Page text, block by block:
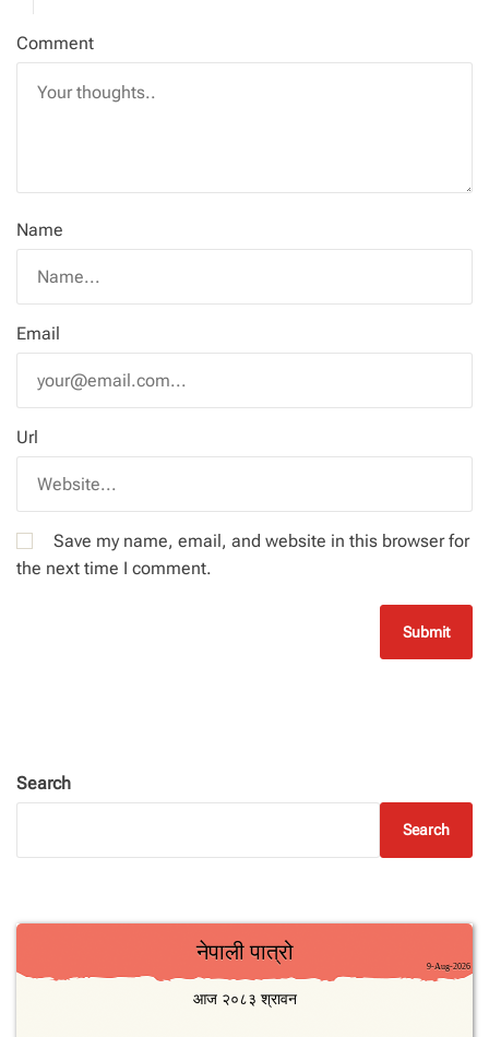
Comment
Name
Email
Url
Save my name, email, and website in this browser for
the next time I comment.
Search
Search